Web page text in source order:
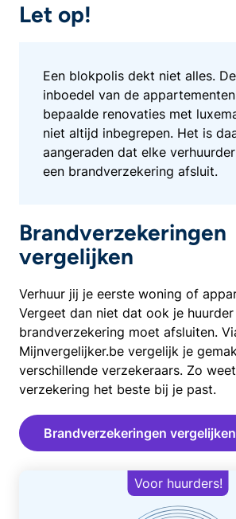
Let op!
Een blokpolis dekt niet alles.
inboedel van de
bepaalde renovaties met
niet altijd inbegrepen. Het is
aangeraden dat elke
een brandverzekering afsluit.
Brandverzekeringen
vergelijken
Verhuur jij je eerste woning of
Vergeet dan niet dat ook je
brandverzekering moet afsluiten.
Mijnvergelijker.be vergelijk je
verschillende verzekeraars. Zo
verzekering het beste bij je past.
Brandverzekeringen vergelijken
Voor huurders!